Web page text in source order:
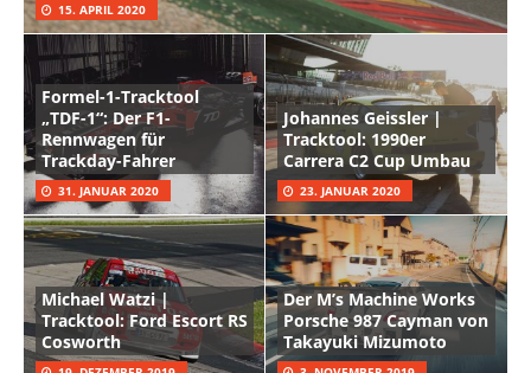
15. APRIL 2020
Formel-1-Tracktool
„TDF-1“: Der F1-
Rennwagen für
Trackday-Fahrer
31. JANUAR 2020
Johannes Geissler |
Tracktool: 1990er
Carrera C2 Cup Umbau
23. JANUAR 2020
Michael Watzi |
Tracktool: Ford Escort RS
Cosworth
Der M’s Machine Works
Porsche 987 Cayman von
Takayuki Mizumoto